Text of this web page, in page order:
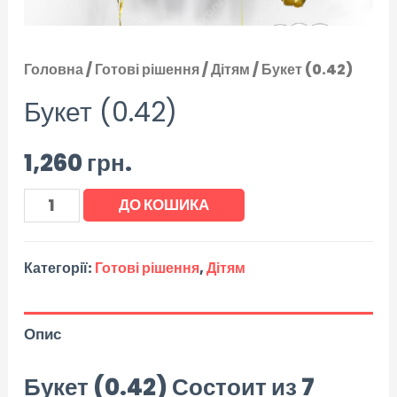
Головна/Готові рішення/Дітям/ Букет (0.42)
Букет (0.42)
1,260грн.
ДО КОШИКА
Категорії: Готові рішення,Дітям
Опис
Букет (0.42)Состоит из 7